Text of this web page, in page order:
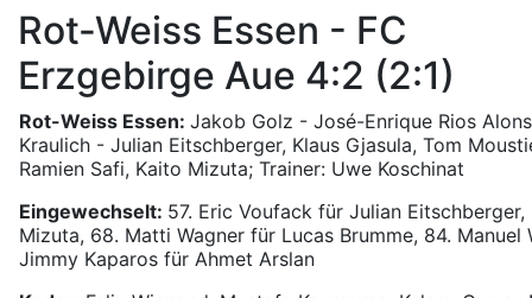
Rot-Weiss Essen - FC
Erzgebirge Aue 4:2 (2:1)
Rot-Weiss Essen: Jakob Golz - José-Enrique Rios
Kraulich - Julian Eitschberger, Klaus Gjasula, Tom
Ramien Safi, Kaito Mizuta; Trainer: Uwe Koschinat
Eingewechselt: 57. Eric Voufack für Julian
Mizuta, 68. Matti Wagner für Lucas Brumme, 84.
Jimmy Kaparos für Ahmet Arslan